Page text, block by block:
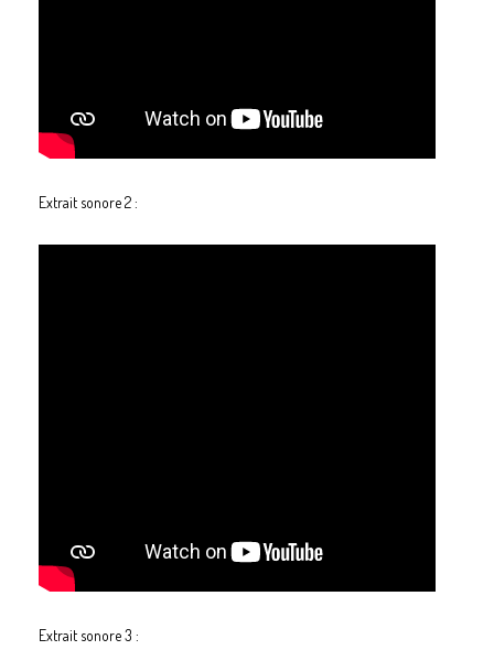
Extrait sonore 2 :
Extrait sonore 3 :